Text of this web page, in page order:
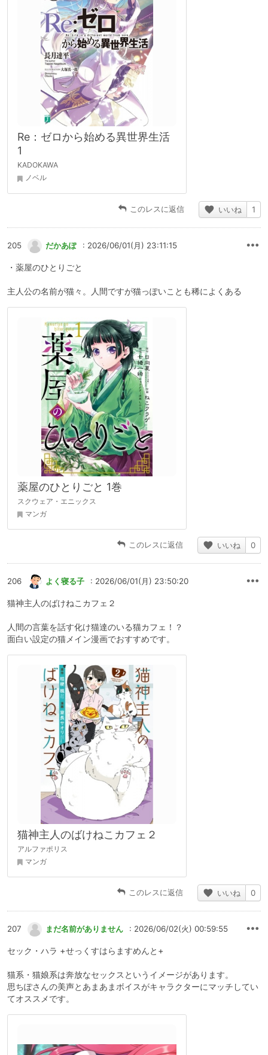
Re：ゼロから始める異世界生活
1
KADOKAWA
ノベル
このレスに返信 いいね 1
205 だかあぽ : 2026/06/01(月) 23:11:15
・薬屋のひとりごと
主人公の名前が猫々。人間ですが猫っぽいことも稀によくある
薬屋のひとりごと 1巻
スクウェア・エニックス
マンガ
このレスに返信 いいね 0
206 よく寝る子 : 2026/06/01(月) 23:50:20
猫神主人のばけねこカフェ２
人間の言葉を話す化け猫達のいる猫カフェ！？
面白い設定の猫メイン漫画でおすすめです。
猫神主人のばけねこカフェ２
アルファポリス
マンガ
このレスに返信 いいね 0
207 まだ名前がありません : 2026/06/02(火) 00:59:55
セック・ハラ +せっくすはらますめんと+
猫系・猫娘系は奔放なセックスというイメージがあります。
思ちぽさんの美声とあまあまボイスがキャラクターにマッチしてい
てオススメです。